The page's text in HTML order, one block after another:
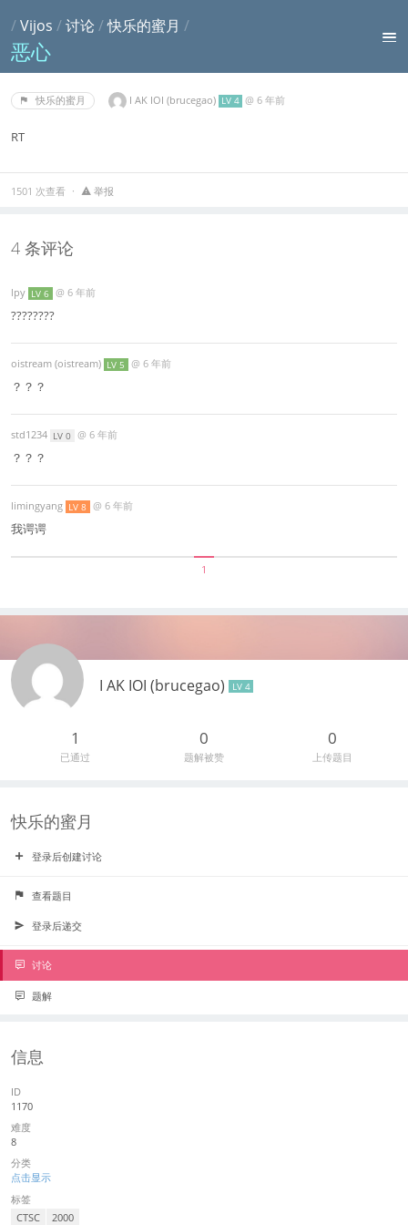
/Vijos /讨论 /快乐的蜜月 /
恶心
快乐的蜜月 I AK IOI (brucegao) LV 4 @6 年前
RT
1501 次查看 举报
4 条评论
lpy LV 6 @ 6 年前
????????
oistream (oistream) LV 5 @ 6 年前
？？？
std1234 LV 0 @ 6 年前
？？？
limingyang LV 8 @ 6 年前
我谔谔
1
I AK IOI (brucegao) LV 4
1
已通过
0
题解被赞
0
上传题目
快乐的蜜月
登录后创建讨论
查看题目
登录后递交
讨论
题解
信息
ID
1170
难度
8
分类
点击显示
标签
CTSC 2000